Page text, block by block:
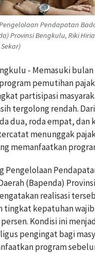
Pendapatan
Provinsi Bengkulu, Riki
- Memasuki
pemutihan
partisipasi
tergolong rendah.
dua, roda empat, dan
menunggak
memanfaatkan
Pengelolaan
(Bapenda)
realisasi
tingkat kepatuhan
Kondisi ini
pengingat bagi
program